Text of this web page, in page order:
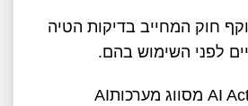
חוק המחייב בדיקות הטיה
לפני השימוש בהם.
AI מסווג מערכותAI